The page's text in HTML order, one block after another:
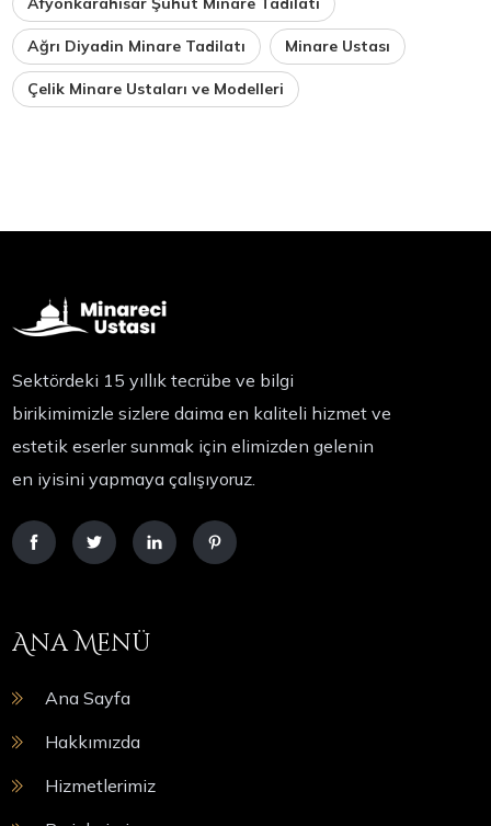
Ağrı Diyadin Minare Tadilatı Minare Ustası
Çelik Minare Ustaları ve Modelleri
Sektördeki 15 yıllık tecrübe ve bilgi
birikimimizle sizlere daima en kaliteli hizmet ve
estetik eserler sunmak için elimizden gelenin
en iyisini yapmaya çalışıyoruz.
Ana Menü
Ana Sayfa
Hakkımızda
Hizmetlerimiz